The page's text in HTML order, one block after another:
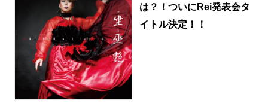
は？！ついにRei発表会タ
イトル決定！！